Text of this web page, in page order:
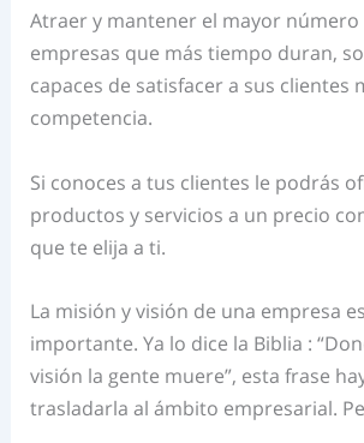
Atraer y mantener el mayor número
empresas que más tiempo duran,
capaces de satisfacer a sus clientes
competencia.
Si conoces a tus clientes le podrás
productos y servicios a un precio
que te elija a ti.
La misión y visión de una empresa
importante. Ya lo dice la Biblia :
visión la gente muere”, esta frase
trasladarla al ámbito empresarial.